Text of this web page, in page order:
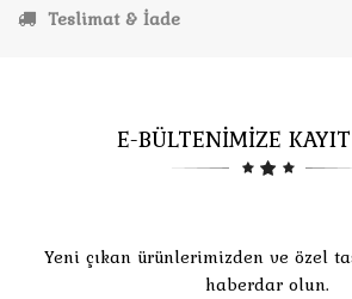
Teslimat & İade
E-BÜLTENİMİZE
Yeni çıkan ürünlerimizden ve özel
haberdar olun.